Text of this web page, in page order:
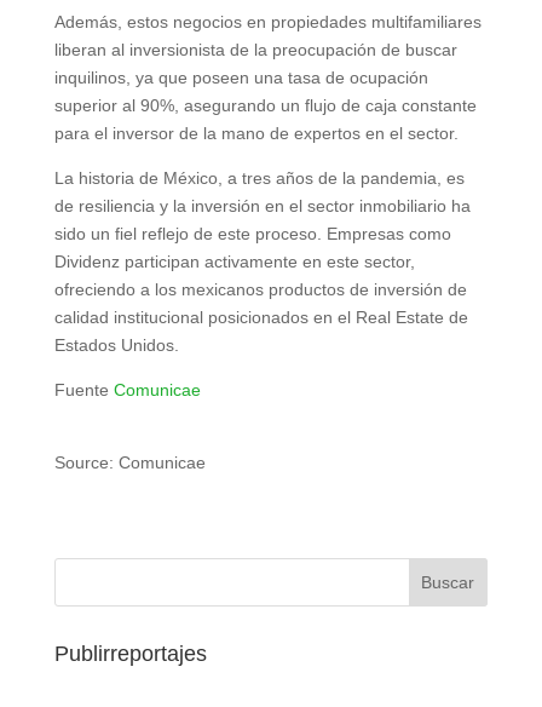
Además, estos negocios en propiedades multifamiliares
liberan al inversionista de la preocupación de buscar
inquilinos, ya que poseen una tasa de ocupación
superior al 90%, asegurando un flujo de caja constante
para el inversor de la mano de expertos en el sector.
La historia de México, a tres años de la pandemia, es
de resiliencia y la inversión en el sector inmobiliario ha
sido un fiel reflejo de este proceso. Empresas como
Dividenz participan activamente en este sector,
ofreciendo a los mexicanos productos de inversión de
calidad institucional posicionados en el Real Estate de
Estados Unidos.
Fuente Comunicae
Source: Comunicae
Publirreportajes